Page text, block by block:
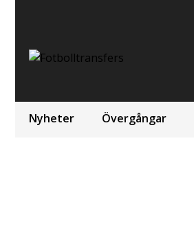
Nyheter Övergångar